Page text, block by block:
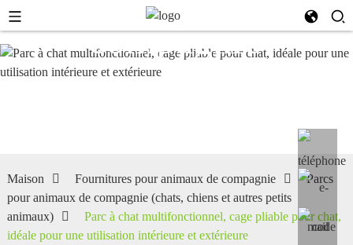
compagnie
autres
Maison Fournitures pour animaux de compagnie
Parcs
pour animaux de compagnie (chats, chiens et autres petits
animaux)
Parc à chat multifonctionnel, cage pliable pour chat,
idéale pour une utilisation intérieure et extérieure